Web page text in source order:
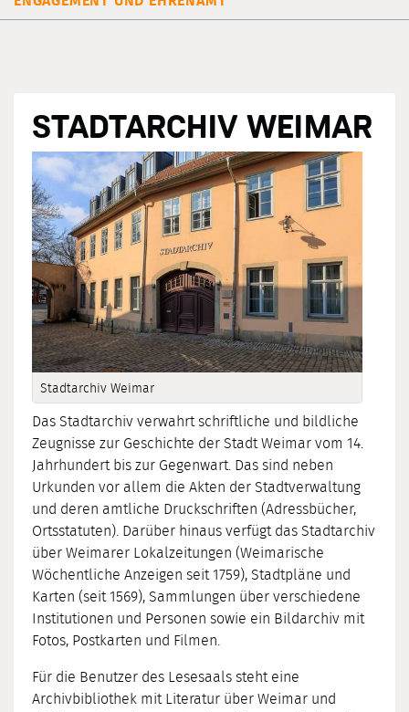
STADTARCHIV WEIMAR
Stadtarchiv Weimar
Das Stadtarchiv verwahrt schriftliche und bildliche
Zeugnisse zur Geschichte der Stadt Weimar vom 14.
Jahrhundert bis zur Gegenwart. Das sind neben
Urkunden vor allem die Akten der Stadtverwaltung
und deren amtliche Druckschriften (Adressbücher,
Ortsstatuten). Darüber hinaus verfügt das Stadtarchiv
über Weimarer Lokalzeitungen (Weimarische
Wöchentliche Anzeigen seit 1759), Stadtpläne und
Karten (seit 1569), Sammlungen über verschiedene
Institutionen und Personen sowie ein Bildarchiv mit
Fotos, Postkarten und Filmen.
Für die Benutzer des Lesesaals steht eine
Archivbibliothek mit Literatur über Weimar und